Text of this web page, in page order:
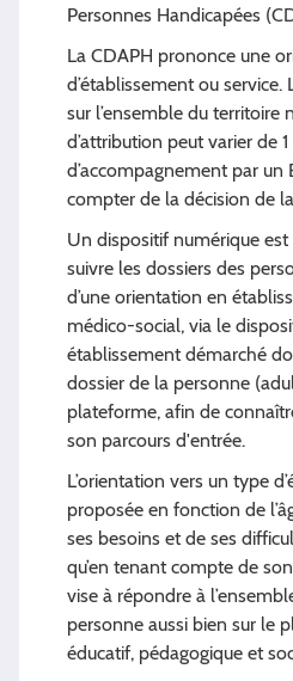
Personnes Handicapées
La CDAPH prononce une
d’établissement ou
sur l’ensemble du territoire
d’attribution peut varier de
d’accompagnement par un
compter de la décision de
Un dispositif numérique
suivre les dossiers des
d’une orientation en
médico-social, via le
établissement démarché
dossier de la personne
plateforme, afin de
son parcours d'entrée.
L’orientation vers un type
proposée en fonction de
ses besoins et de ses
qu’en tenant compte de
vise à répondre à
personne aussi bien sur le
éducatif, pédagogique et